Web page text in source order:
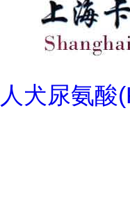
人犬尿氨酸